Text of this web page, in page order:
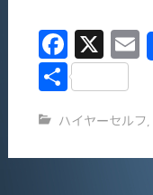
F
a
e
b
X
E
l
共
ハイヤーセルフ